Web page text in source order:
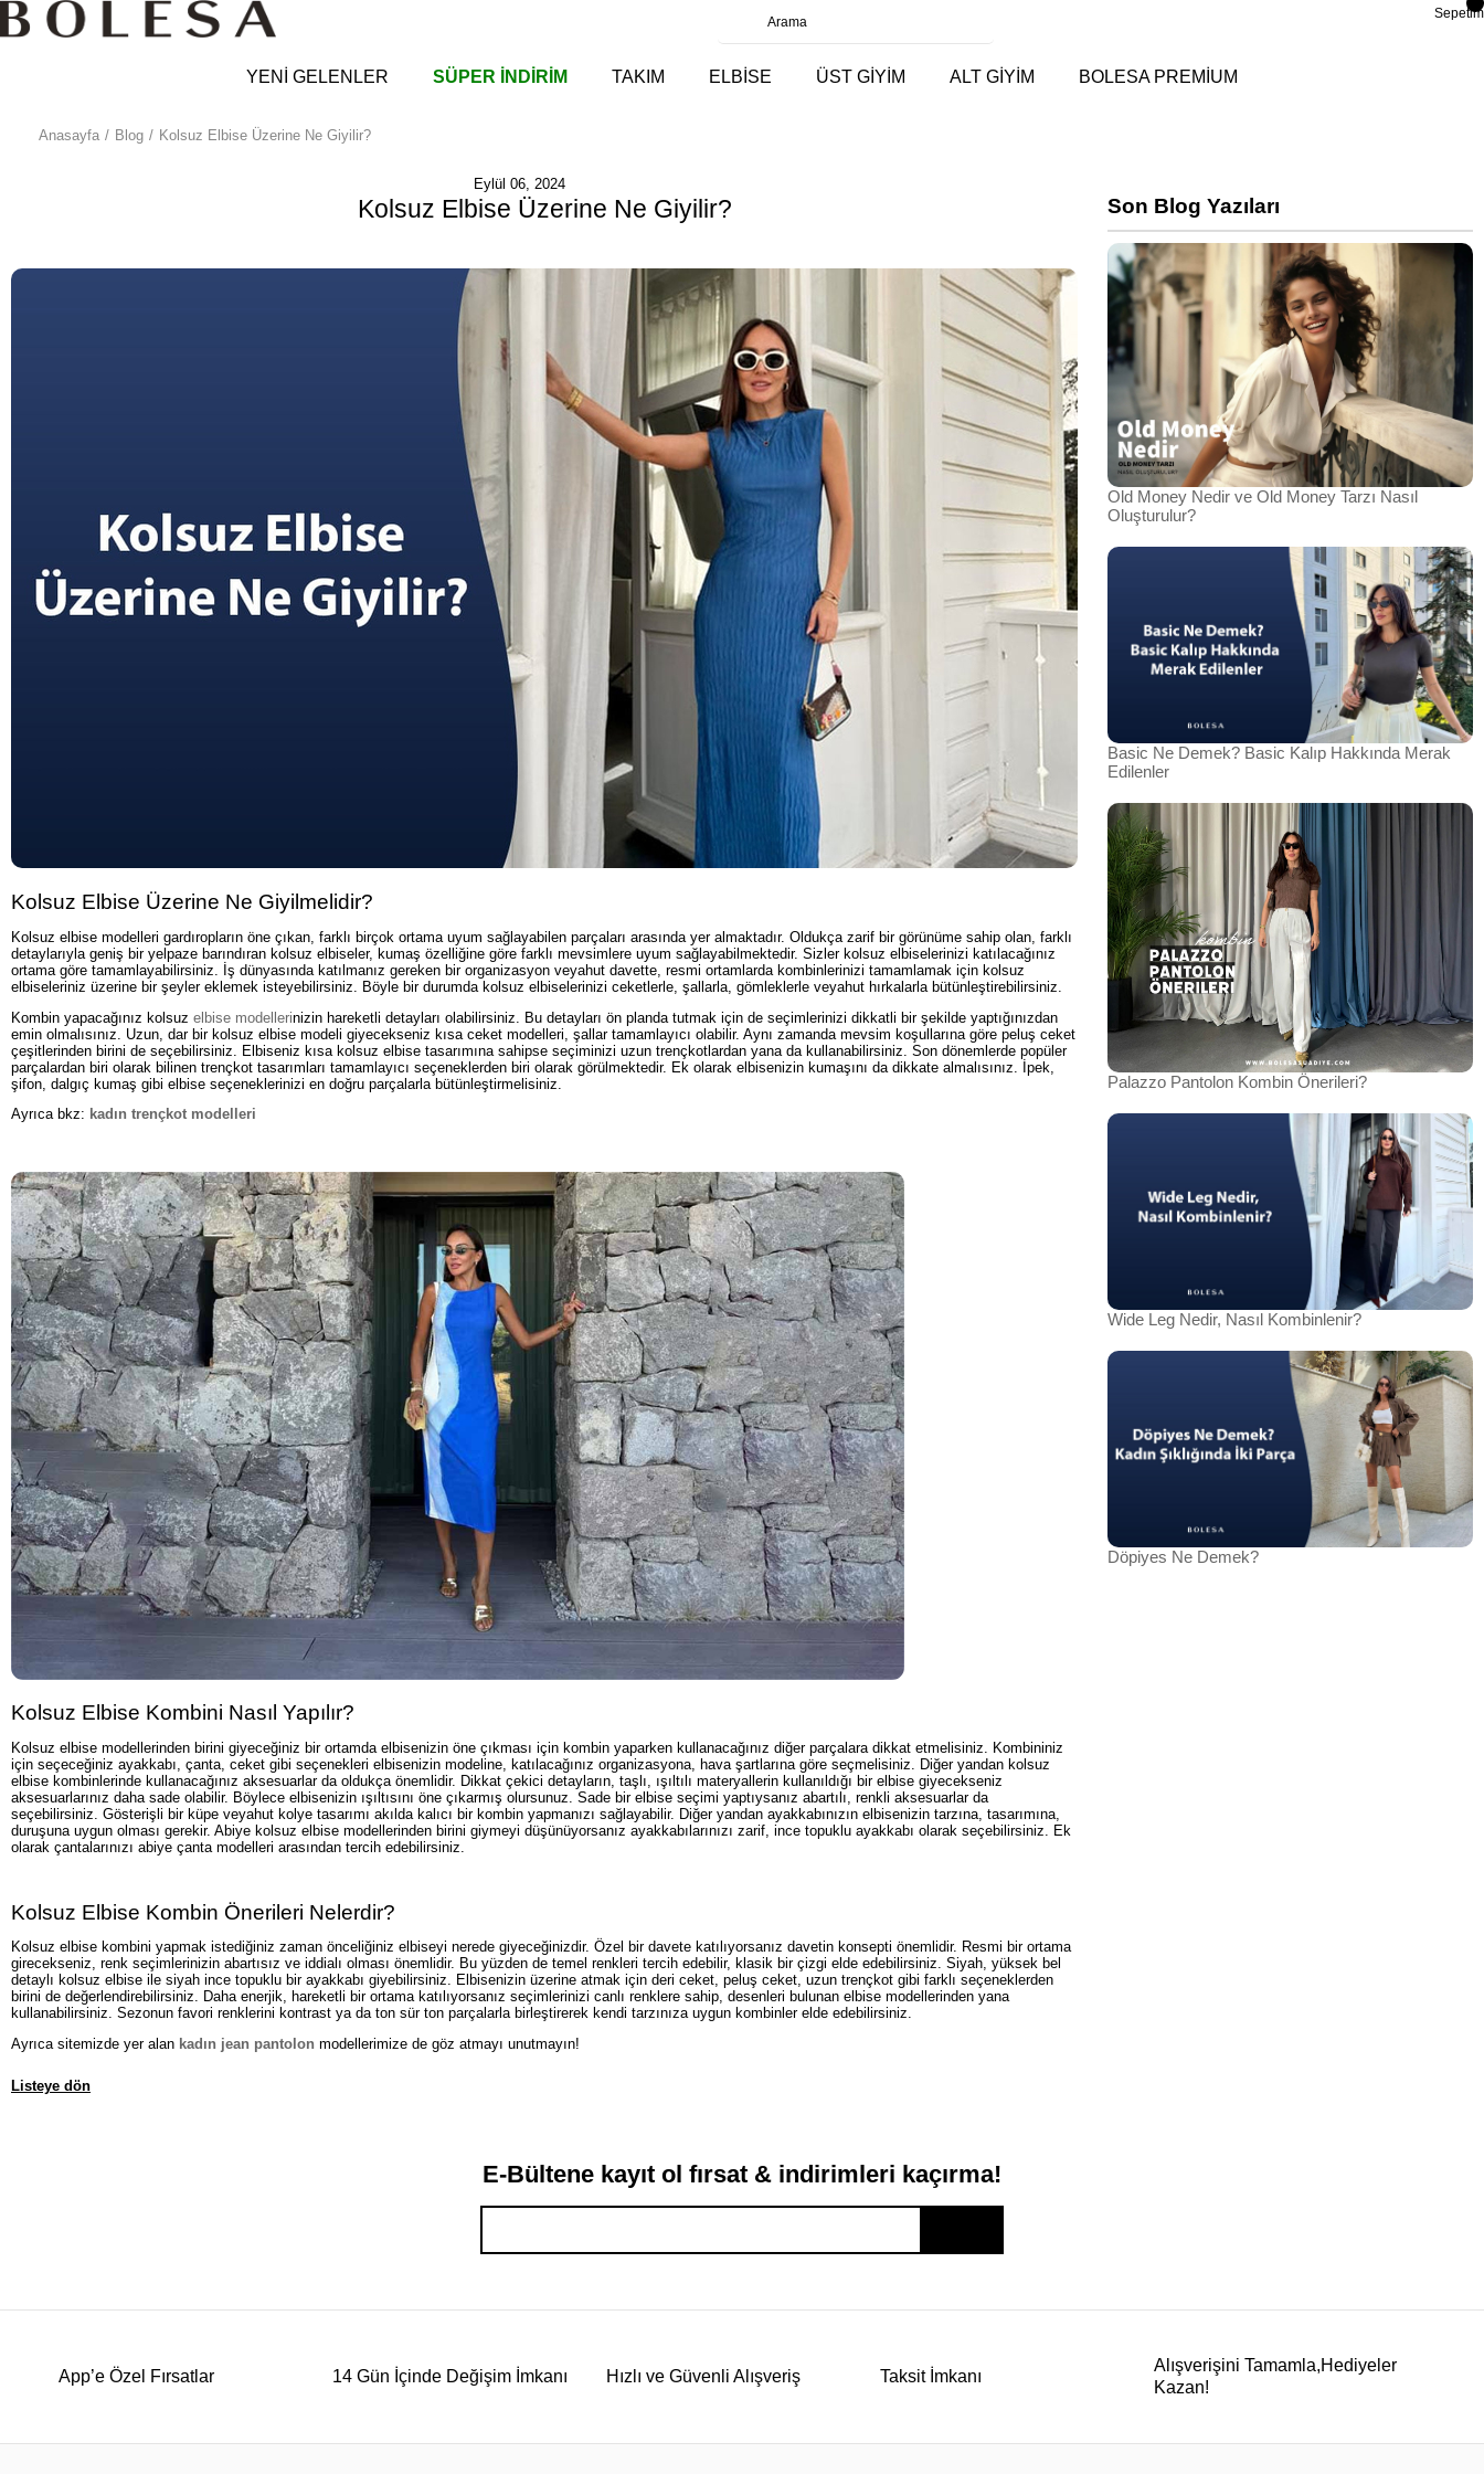
Sepetim
YENİ GELENLER SÜPER İNDİRİM TAKIM ELBİSE ÜST GİYİM ALT GİYİM BOLESA PREMİUM
Anasayfa Blog Kolsuz Elbise Üzerine Ne Giyilir?
Kolsuz Elbise Üzerine Ne Giyilir?
Kolsuz Elbise Üzerine Ne Giyilmelidir?
Kolsuz elbise modelleri gardıropların öne çıkan, farklı birçok ortama uyum sağlayabilen parçaları arasında yer almaktadır. Oldukça zarif bir görünüme sahip olan, farklı
detaylarıyla geniş bir yelpaze barındıran kolsuz elbiseler, kumaş özelliğine göre farklı mevsimlere uyum sağlayabilmektedir. Sizler kolsuz elbiselerinizi katılacağınız
ortama göre tamamlayabilirsiniz. İş dünyasında katılmanız gereken bir organizasyon veyahut davette, resmi ortamlarda kombinlerinizi tamamlamak için kolsuz
elbiseleriniz üzerine bir şeyler eklemek isteyebilirsiniz. Böyle bir durumda kolsuz elbiselerinizi ceketlerle, şallarla, gömleklerle veyahut hırkalarla bütünleştirebilirsiniz.
Kombin yapacağınız kolsuz elbise modellerinizin hareketli detayları olabilirsiniz. Bu detayları ön planda tutmak için de seçimlerinizi dikkatli bir şekilde yaptığınızdan
emin olmalısınız. Uzun, dar bir kolsuz elbise modeli giyecekseniz kısa ceket modelleri, şallar tamamlayıcı olabilir. Aynı zamanda mevsim koşullarına göre peluş ceket
çeşitlerinden birini de seçebilirsiniz. Elbiseniz kısa kolsuz elbise tasarımına sahipse seçiminizi uzun trençkotlardan yana da kullanabilirsiniz. Son dönemlerde popüler
parçalardan biri olarak bilinen trençkot tasarımları tamamlayıcı seçeneklerden biri olarak görülmektedir. Ek olarak elbisenizin kumaşını da dikkate almalısınız. İpek,
şifon, dalgıç kumaş gibi elbise seçeneklerinizi en doğru parçalarla bütünleştirmelisiniz.
Ayrıca bkz: kadın trençkot modelleri
Kolsuz Elbise Kombini Nasıl Yapılır?
Kolsuz elbise modellerinden birini giyeceğiniz bir ortamda elbisenizin öne çıkması için kombin yaparken kullanacağınız diğer parçalara dikkat etmelisiniz. Kombininiz
için seçeceğiniz ayakkabı, çanta, ceket gibi seçenekleri elbisenizin modeline, katılacağınız organizasyona, hava şartlarına göre seçmelisiniz. Diğer yandan kolsuz
elbise kombinlerinde kullanacağınız aksesuarlar da oldukça önemlidir. Dikkat çekici detayların, taşlı, ışıltılı materyallerin kullanıldığı bir elbise giyecekseniz
aksesuarlarınız daha sade olabilir. Böylece elbisenizin ışıltısını öne çıkarmış olursunuz. Sade bir elbise seçimi yaptıysanız abartılı, renkli aksesuarlar da
seçebilirsiniz. Gösterişli bir küpe veyahut kolye tasarımı akılda kalıcı bir kombin yapmanızı sağlayabilir. Diğer yandan ayakkabınızın elbisenizin tarzına, tasarımına,
duruşuna uygun olması gerekir. Abiye kolsuz elbise modellerinden birini giymeyi düşünüyorsanız ayakkabılarınızı zarif, ince topuklu ayakkabı olarak seçebilirsiniz. Ek
olarak çantalarınızı abiye çanta modelleri arasından tercih edebilirsiniz.
Kolsuz Elbise Kombin Önerileri Nelerdir?
Kolsuz elbise kombini yapmak istediğiniz zaman önceliğiniz elbiseyi nerede giyeceğinizdir. Özel bir davete katılıyorsanız davetin konsepti önemlidir. Resmi bir ortama
girecekseniz, renk seçimlerinizin abartısız ve iddialı olması önemlidir. Bu yüzden de temel renkleri tercih edebilir, klasik bir çizgi elde edebilirsiniz. Siyah, yüksek bel
detaylı kolsuz elbise ile siyah ince topuklu bir ayakkabı giyebilirsiniz. Elbisenizin üzerine atmak için deri ceket, peluş ceket, uzun trençkot gibi farklı seçeneklerden
birini de değerlendirebilirsiniz. Daha enerjik, hareketli bir ortama katılıyorsanız seçimlerinizi canlı renklere sahip, desenleri bulunan elbise modellerinden yana
kullanabilirsiniz. Sezonun favori renklerini kontrast ya da ton sür ton parçalarla birleştirerek kendi tarzınıza uygun kombinler elde edebilirsiniz.
Ayrıca sitemizde yer alan kadın jean pantolon modellerimize de göz atmayı unutmayın!
Eylül 06, 2024
Listeye dön
Son Blog Yazıları
Old Money Nedir ve Old Money Tarzı Nasıl
Oluşturulur?
Basic Ne Demek? Basic Kalıp Hakkında Merak
Edilenler
Palazzo Pantolon Kombin Önerileri?
Wide Leg Nedir, Nasıl Kombinlenir?
Döpiyes Ne Demek?
E-Bültene kayıt ol fırsat & indirimleri kaçırma!
App’e Özel Fırsatlar 14 Gün İçinde Değişim İmkanı Hızlı ve Güvenli Alışveriş Taksit İmkanı
Alışverişini Tamamla,Hediyeler
Kazan!